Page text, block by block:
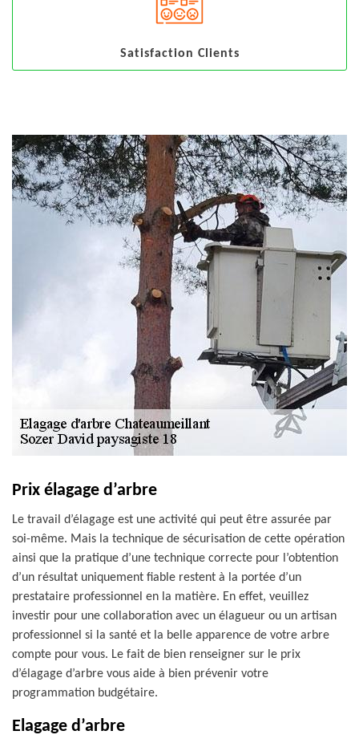
Satisfaction Clients
Prix élagage d’arbre
Le travail d’élagage est une activité qui peut être assurée par
soi-même. Mais la technique de sécurisation de cette opération
ainsi que la pratique d’une technique correcte pour l’obtention
d’un résultat uniquement fiable restent à la portée d’un
prestataire professionnel en la matière. En effet, veuillez
investir pour une collaboration avec un élagueur ou un artisan
professionnel si la santé et la belle apparence de votre arbre
compte pour vous. Le fait de bien renseigner sur le prix
d’élagage d’arbre vous aide à bien prévenir votre
programmation budgétaire.
Elagage d’arbre